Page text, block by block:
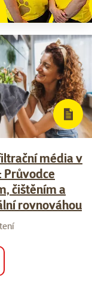
média v
čištěním a
rovnováhou